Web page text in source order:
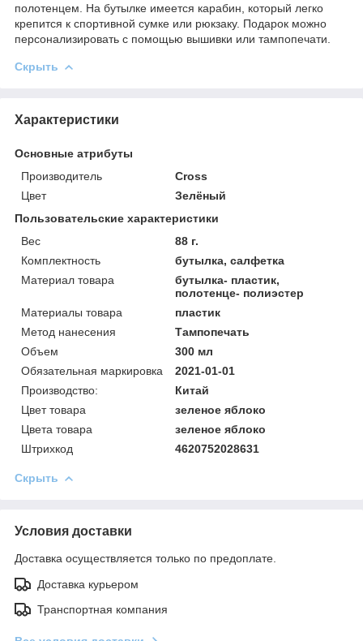
полотенцем. На бутылке имеется карабин, который легко
крепится к спортивной сумке или рюкзаку. Подарок можно
персонализировать с помощью вышивки или тампопечати.
Скрыть
Характеристики
Основные атрибуты
Производитель
Cross
Цвет
Зелёный
Пользовательские характеристики
Вес
88 г.
Комплектность
бутылка, салфетка
Материал товара
бутылка- пластик,
полотенце- полиэстер
Материалы товара
пластик
Метод нанесения
Тампопечать
Объем
300 мл
Обязательная маркировка
2021-01-01
Производство:
Китай
Цвет товара
зеленое яблоко
Цвета товара
зеленое яблоко
Штрихкод
4620752028631
Скрыть
Условия доставки
Доставка осуществляется только по предоплате.
Доставка курьером
Транспортная компания